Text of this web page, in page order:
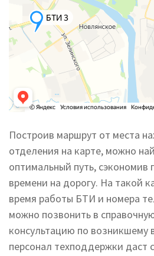
Построив маршрут от места
отделения на карте, можно
оптимальный путь, сэкономив
времени на дорогу. На такой
время работы БТИ и номера
можно позвонить в
консультацию по возникшему
персонал техподдержки даст